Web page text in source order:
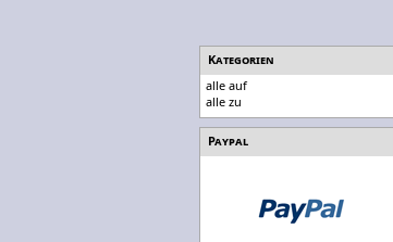
Kategorien
alle auf
alle zu
Paypal